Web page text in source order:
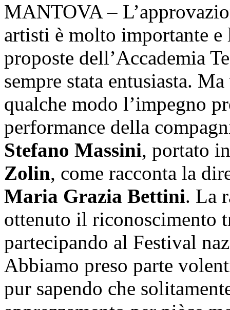
MANTOVA –
artisti è molto importante
proposte dell’Accademia
sempre stata entusiasta.
qualche modo l’impegno
performance della
Stefano Massini, portato
Zolin, come racconta la
Maria Grazia Bettini. La
ottenuto il riconoscimento
partecipando al Festival
Abbiamo preso parte
pur sapendo che